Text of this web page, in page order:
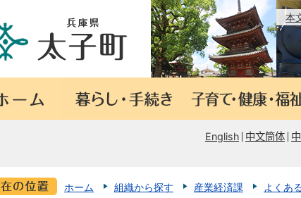
本
English 中文筒体
ホーム 組織から探す 産業経済課 よくあ